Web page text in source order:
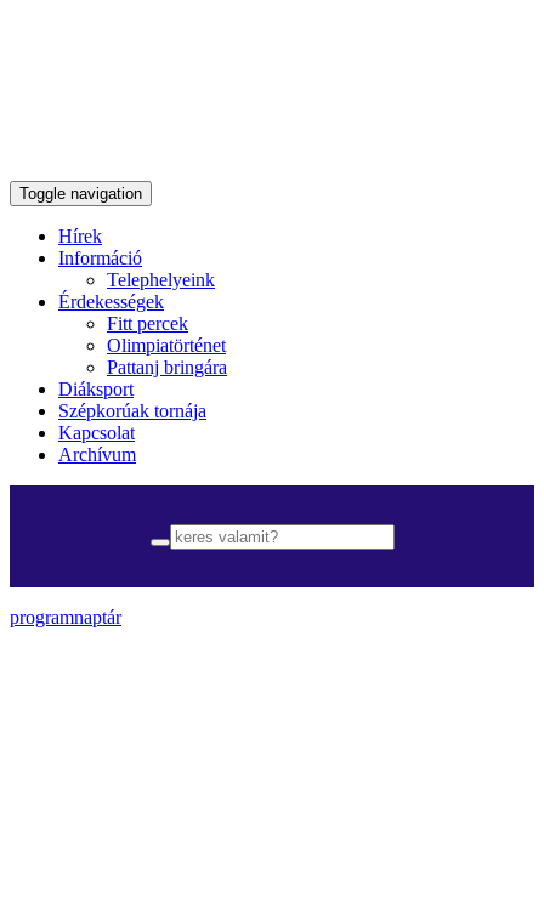
Toggle navigation
Hírek
Információ
Telephelyeink
Érdekességek
Fitt percek
Olimpiatörténet
Pattanj bringára
Diáksport
Szépkorúak tornája
Kapcsolat
Archívum
programnaptár